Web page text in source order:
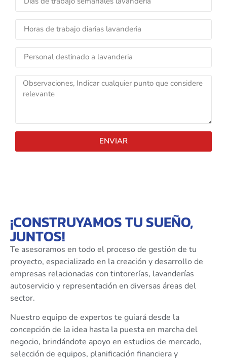
ENVIAR
¡CONSTRUYAMOS TU SUEÑO,
JUNTOS!
Te asesoramos en todo el proceso de gestión de tu
proyecto, especializado en la creación y desarrollo de
empresas relacionadas con tintorerías, lavanderías
autoservicio y representación en diversas áreas del
sector.
Nuestro equipo de expertos te guiará desde la
concepción de la idea hasta la puesta en marcha del
negocio, brindándote apoyo en estudios de mercado,
selección de equipos, planificación financiera y